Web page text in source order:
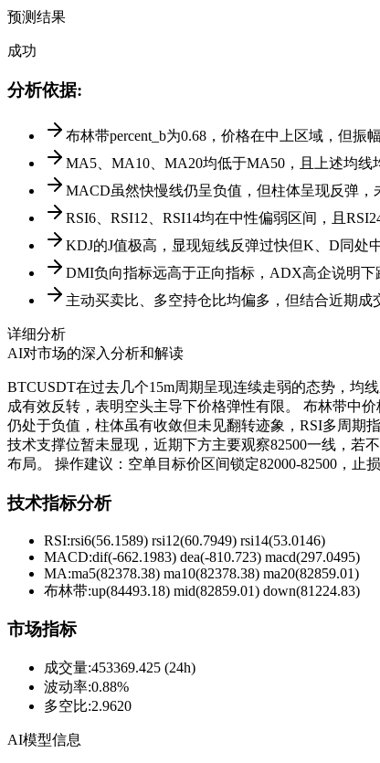
预测结果
成功
分析依据:
布林带percent_b为0.68，价格在中上区域，但
MA5、MA10、MA20均低于MA50，且上述均线
MACD虽然快慢线仍呈负值，但柱体呈现反弹
RSI6、RSI12、RSI14均在中性偏弱区间，且
KDJ的J值极高，显现短线反弹过快但K、D同处
DMI负向指标远高于正向指标，ADX高企说明下
主动买卖比、多空持仓比均偏多，但结合近期
详细分析
AI对市场的深入分析和解读
BTCUSDT在过去几个15m周期呈现连续走弱的态势，均
成有效反转，表明空头主导下价格弹性有限。 布林带中
仍处于负值，柱体虽有收敛但未见翻转迹象，RSI多周期
技术支撑位暂未显现，近期下方主要观察82500一线，若
布局。 操作建议：空单目标价区间锁定82000-82500，止
技术指标分析
RSI:rsi6(56.1589) rsi12(60.7949) rsi14(53.0146)
MACD:dif(-662.1983) dea(-810.723) macd(297.0495)
MA:ma5(82378.38) ma10(82378.38) ma20(82859.01)
布林带:up(84493.18) mid(82859.01) down(81224.83)
市场指标
成交量:453369.425 (24h)
波动率:0.88%
多空比:2.9620
AI模型信息